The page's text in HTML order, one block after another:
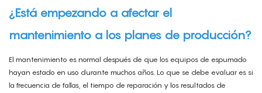
¿Está empezando a afectar el
mantenimiento a los planes de producción?
El mantenimiento es normal después de que los equipos de espumado
hayan estado en uso durante muchos años. Lo que se debe evaluar es si
la frecuencia de fallas, el tiempo de reparación y los resultados de